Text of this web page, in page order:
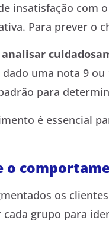
insatisfação com
Para prever o
analisar
uma nota 9
para
é essencial
o
os
cada grupo para